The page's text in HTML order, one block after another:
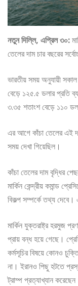
নতুন দিল্লি, এপ্রিল ৩০:
তেলের দাম চার বছরের
ভারতীয় সময় অনুযায়ী সকাল
বেড়ে ১২৫.৫ ডলার প্রতি
৩.৩৫ শতাংশ বেড়ে ১১০
এর আগে কাঁচা তেলের এই
সময় দেখা গিয়েছিল।
কাঁচা তেলের দাম বৃদ্ধির
মার্কিন কেন্দ্রীয় কমান্ড
বিকল্প সম্পর্কে তথ্য
মার্কিন যুক্তরাষ্ট্র হরমুজ
প্রায় বন্ধ হয়ে গেছে।
কর্মসূচির বিষয়ে কোনও
না। ইরানও পিছু হটতে
ট্রাম্প প্রত্যাখ্যান